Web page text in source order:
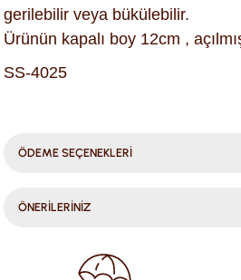
gerilebilir veya bükülebilir.
Ürünün kapalı boy 12cm ,
SS-4025
ÖDEME SEÇENEKLERİ
ÖNERİLERİNİZ
konularda yetersiz gördüğünüz